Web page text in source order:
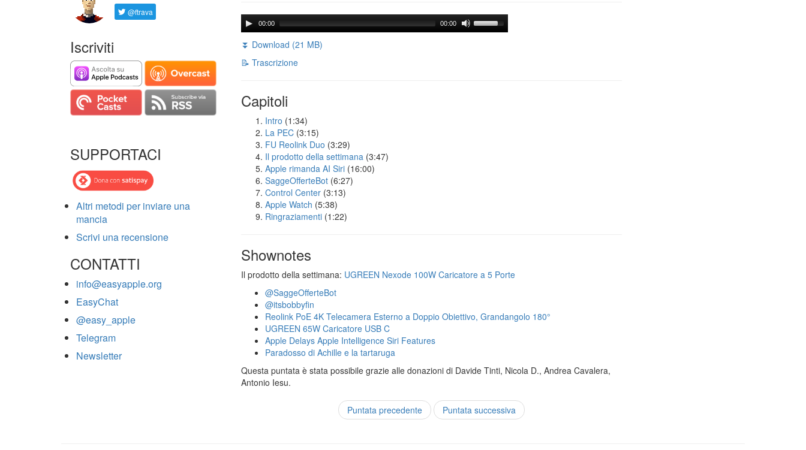
@ftrava
Iscriviti
SUPPORTACI
Altri metodi per inviare una
mancia
Scrivi una recensione
CONTATTI
info@easyapple.org
EasyChat
@easy_apple
Telegram
Newsletter
00:00 00:00
⏬ Download (21 MB)
📝 Trascrizione
Capitoli
Intro (1:34)
La PEC (3:15)
FU Reolink Duo (3:29)
Il prodotto della settimana (3:47)
Apple rimanda AI Siri (16:00)
SaggeOfferteBot (6:27)
Control Center (3:13)
Apple Watch (5:38)
Ringraziamenti (1:22)
Shownotes
Il prodotto della settimana: UGREEN Nexode 100W Caricatore a 5 Porte
@SaggeOfferteBot
@itsbobbyfin
Reolink PoE 4K Telecamera Esterno a Doppio Obiettivo, Grandangolo 180°
UGREEN 65W Caricatore USB C
Apple Delays Apple Intelligence Siri Features
Paradosso di Achille e la tartaruga
Questa puntata è stata possibile grazie alle donazioni di Davide Tinti, Nicola D., Andrea Cavalera,
Antonio Iesu.
Puntata precedente Puntata successiva